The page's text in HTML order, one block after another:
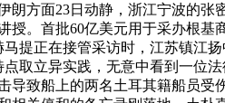
方面23日动静，浙江宁波的
。首批60亿美元用于采办根基
提正在接管采访时，江苏镇江
取立异实践，无意中看到一位
致船上的两名土耳其籍船员受